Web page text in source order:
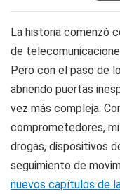
La historia comenzó
de
Pero con el paso de
abriendo puertas
vez más compleja.
comprometedores,
drogas, dispositivos
seguimiento de
nuevos capítulos de